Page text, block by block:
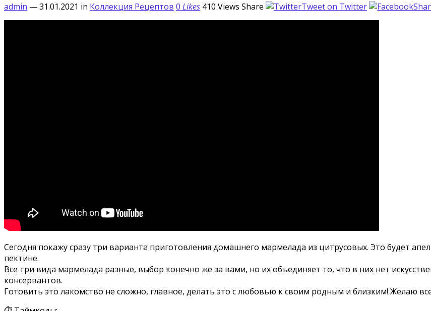
admin — 31.01.2021 in Коллекция Рецептов 0 Likes 410 Views Share Tweet on Twitter
Сегодня покажу сразу три варианта приготовления домашнего мармелада из цитрусовых. Это будет
пектине.
Все три вида мармелада разные, выбор конечно же за вами, но их объединяет то, что в них нет
консервантов.
Готовить это лакомство не сложно, главное, делать это с любовью к своим родным и близким! Желаю